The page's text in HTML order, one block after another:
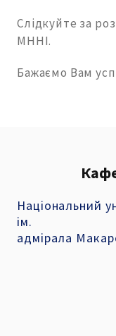
Слідкуйте за
МННІ.
Бажаємо Вам
Національний
ім.
адмірала